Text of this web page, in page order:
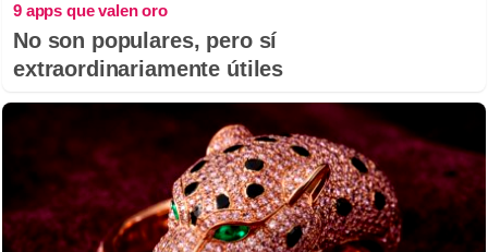
9 apps que valen oro
No son populares, pero sí
extraordinariamente útiles